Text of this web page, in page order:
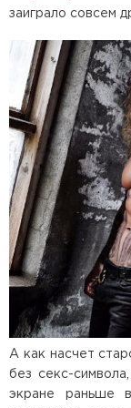
заиграло совсем
А как насчет
без секс-
экране раньше